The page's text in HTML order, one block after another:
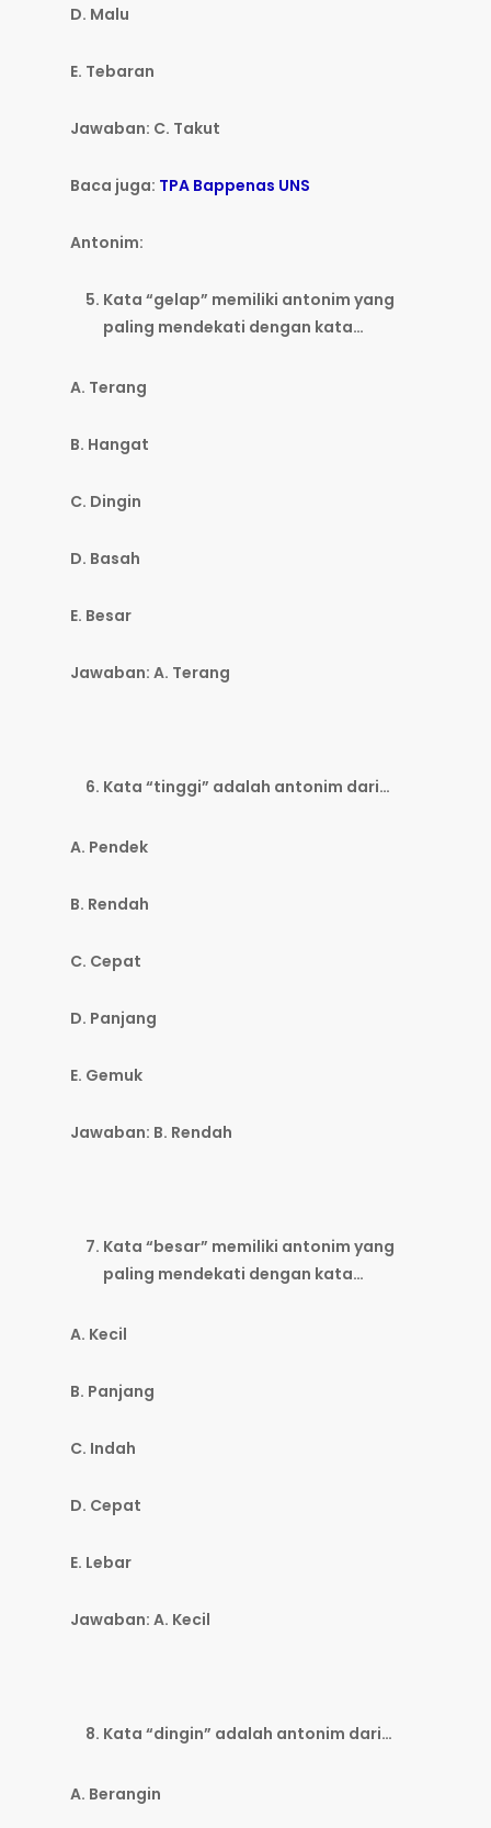
D. Malu
E. Tebaran
Jawaban: C. Takut
Baca juga: TPA Bappenas UNS
Antonim:
Kata “gelap” memiliki antonim yang
paling mendekati dengan kata…
A. Terang
B. Hangat
C. Dingin
D. Basah
E. Besar
Jawaban: A. Terang
Kata “tinggi” adalah antonim dari…
A. Pendek
B. Rendah
C. Cepat
D. Panjang
E. Gemuk
Jawaban: B. Rendah
Kata “besar” memiliki antonim yang
paling mendekati dengan kata…
A. Kecil
B. Panjang
C. Indah
D. Cepat
E. Lebar
Jawaban: A. Kecil
Kata “dingin” adalah antonim dari…
A. Berangin